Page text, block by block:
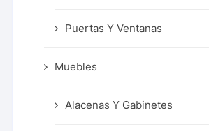
Puertas Y Ventanas
Muebles
Alacenas Y Gabinetes